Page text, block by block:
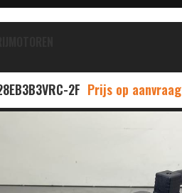
2F Prijs op aanvraag